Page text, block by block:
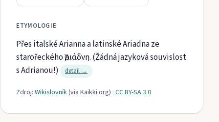
ETYMOLOGIE
Přes italské Arianna a latinské Ariadna ze
starořeckého Ἀριάδνη. (Žádná jazyková souvislost
s Adrianou!)
detail →
Zdroj: Wikislovník(via Kaikki.org) · CC BY-SA 3.0